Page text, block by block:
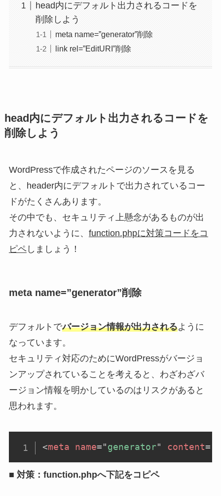
head内にデフォルト出力されるコードを
削除しよう
meta name=”generator”削除
link rel=”EditURI”削除
head内にデフォルト出力されるコードを
削除しよう
WordPressで作成されたページのソースを見る
と、header内にデフォルトで出力されているコー
ドがたくさんあります。
その中でも、セキュリティ上懸念があるものが出
力されないように、 function.phpに対策コードをコ
ピペしましょう！
meta name=”generator”削除
デフォルトでバージョン情報が出力されるように
なっています。
セキュリティ対応のためにWordPressがバージョ
ンアップされていることを考えると、わざわざバ
ージョン情報を明かしているのはリスクがあると
思われます。
<meta name="generator" content=
■ 対策：function.phpへ下記をコピペ